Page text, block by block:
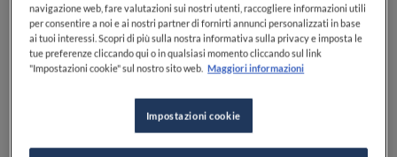
TAILANDESE
navigazione web, fare valutazioni sui nostri utenti, raccogliere informazioni utili
per consentire a noi e ai nostri partner di fornirti annunci personalizzati in base
ai tuoi interessi. Scopri di più sulla nostra informativa sulla privacy e imposta le
tue preferenze cliccando qui o in qualsiasi momento cliccando sul link
"Impostazioni cookie" sul nostro sito web. Maggiori informazioni
Impostazioni cookie